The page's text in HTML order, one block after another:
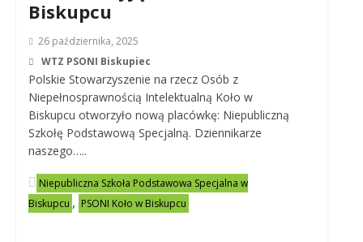
Biskupcu
26 października, 2025
WTZ PSONI Biskupiec
Polskie Stowarzyszenie na rzecz Osób z
Niepełnosprawnością Intelektualną Koło w
Biskupcu otworzyło nową placówkę: Niepubliczną
Szkołę Podstawową Specjalną. Dziennikarze
naszego…..
Niepubliczna Szkoła Podstawowa Specjalna w
Biskupcu , PSONI Koło w Biskupcu